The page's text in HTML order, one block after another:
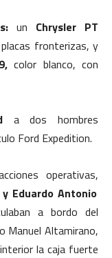
un Chrysler PT
fronterizas, y
color blanco, con
a dos hombres
Ford Expedition.
operativas,
Eduardo Antonio
a bordo del
Manuel Altamirano,
la caja fuerte